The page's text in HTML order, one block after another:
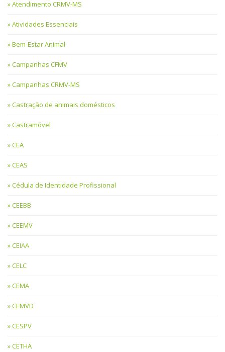
Atendimento CRMV-MS
Atividades Essenciais
Bem-Estar Animal
Campanhas CFMV
Campanhas CRMV-MS
Castração de animais domésticos
Castramóvel
CEA
CEAS
Cédula de Identidade Profissional
CEEBB
CEEMV
CEIAA
CELC
CEMA
CEMVD
CESPV
CETHA